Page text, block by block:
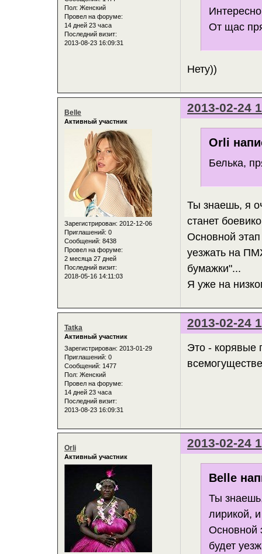
Пол: Женский
Провел на форуме:
14 дней 23 часа
Последний визит:
2013-08-23 16:09:31
От щас
Нету))
2013-02-24
Belle
Активный участник
Зарегистрирован: 2012-12-06
Приглашений: 0
Сообщений: 8438
Провел на форуме:
2 месяца 27 дней
Последний визит:
2018-05-16 14:11:03
Orli
Белька,
Ты знаешь, я
станет
Основной
уезжать на
бумажки"...
Я уже на
2013-02-24
Tatka
Активный участник
Зарегистрирован: 2013-01-29
Приглашений: 0
Сообщений: 1477
Пол: Женский
Провел на форуме:
14 дней 23 часа
Последний визит:
2013-08-23 16:09:31
Это - корявые
2013-02-24
Orli
Активный участник
Belle
Ты
лирикой,
Основной
будет